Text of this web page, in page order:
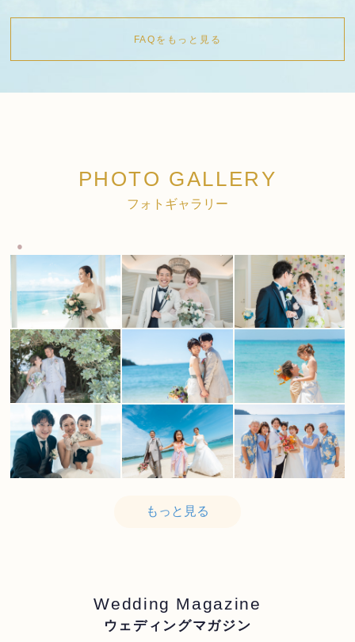
FAQをもっと見る
PHOTO GALLERY
フォトギャラリー
もっと見る
Wedding Magazine
ウェディングマガジン